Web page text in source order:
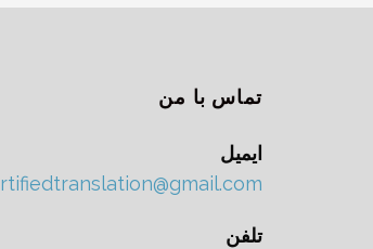
تماس با من
ایمیل
تلفن